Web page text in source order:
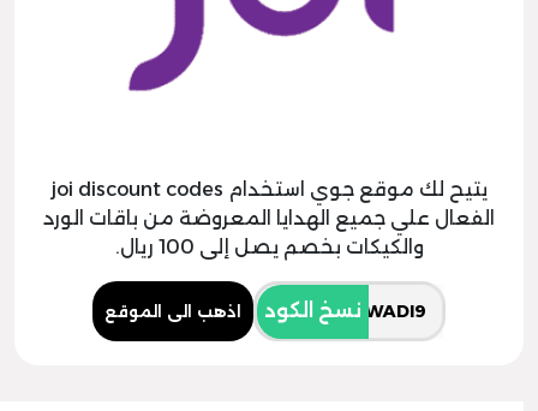
يتيح لك موقع جوي استخدام joi discount codes
الفعال علي جميع الهدايا المعروضة من باقات الورد
والكيكات بخصم يصل إلى 100 ريال.
نسخ الكود اذهب الى الموقع